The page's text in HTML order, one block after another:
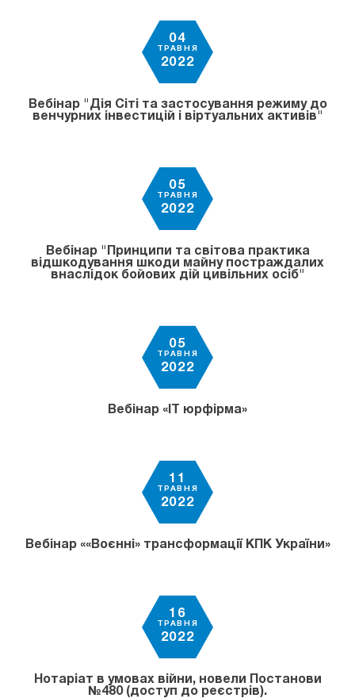
04
ТРАВНЯ
2022
Вебінар "Дія Сіті та застосування режиму до
венчурних інвестицій і віртуальних активів"
05
ТРАВНЯ
2022
Вебінар "Принципи та світова практика
відшкодування шкоди майну постраждалих
внаслідок бойових дій цивільних осіб"
05
ТРАВНЯ
2022
Вебінар «IT юрфірма»
11
ТРАВНЯ
2022
Вебінар ««Воєнні» трансформації КПК України»
16
ТРАВНЯ
2022
Нотаріат в умовах війни, новели Постанови
№480 (доступ до реєстрів).